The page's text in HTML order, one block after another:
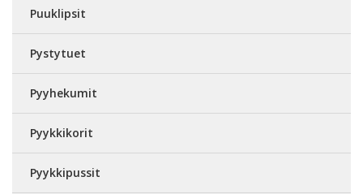
Puuklipsit
Pystytuet
Pyyhekumit
Pyykkikorit
Pyykkipussit